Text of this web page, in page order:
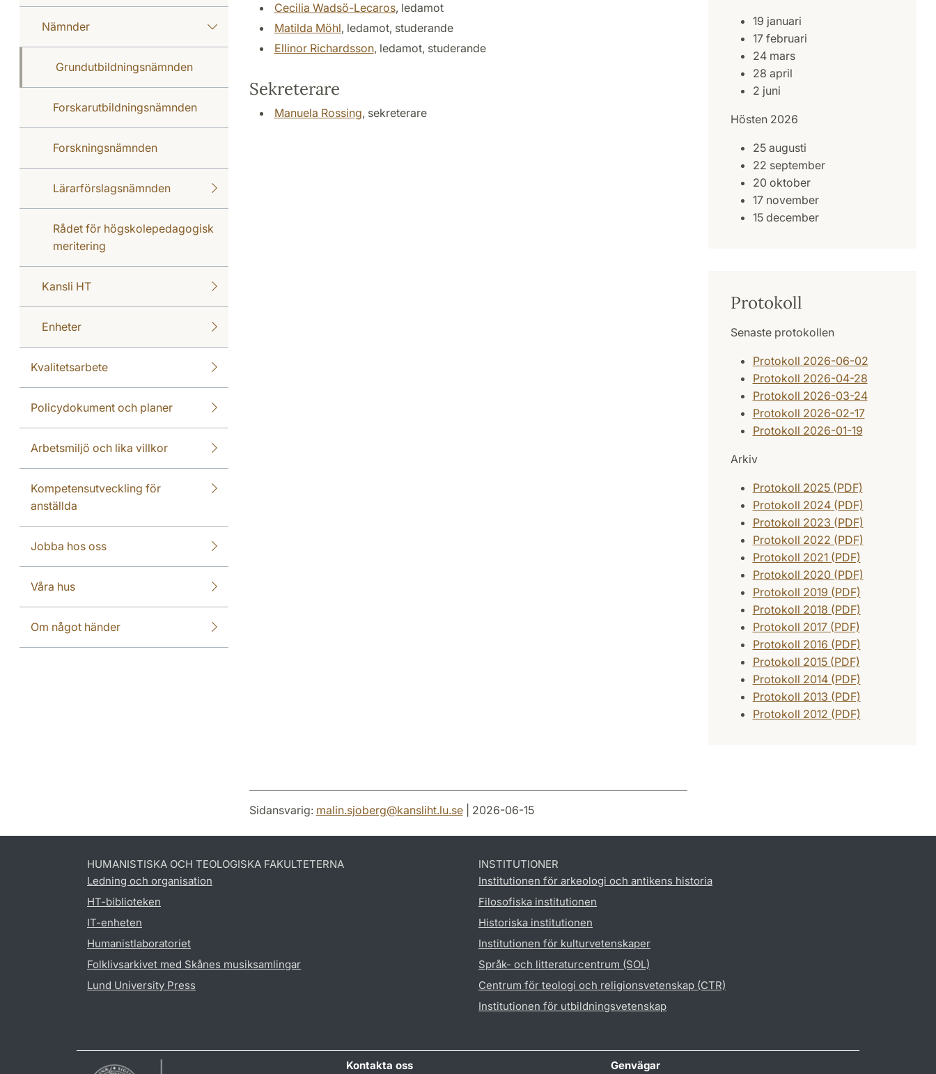
Nämnder
Grundutbildningsnämnden
Forskarutbildningsnämnden
Forskningsnämnden
Lärarförslagsnämnden
Rådet för högskolepedagogisk
meritering
Kansli HT
Enheter
Kvalitetsarbete
Policydokument och planer
Arbetsmiljö och lika villkor
Kompetensutveckling för
anställda
Jobba hos oss
Våra hus
Om något händer
Cecilia Wadsö-Lecaros, ledamot
Matilda Möhl, ledamot, studerande
Ellinor Richardsson, ledamot, studerande
Sekreterare
Manuela Rossing, sekreterare
19 januari
17 februari
24 mars
28 april
2 juni
Hösten 2026
25 augusti
22 september
20 oktober
17 november
15 december
Protokoll
Senaste protokollen
Protokoll 2026-06-02
Protokoll 2026-04-28
Protokoll 2026-03-24
Protokoll 2026-02-17
Protokoll 2026-01-19
Arkiv
Protokoll 2025 (PDF)
Protokoll 2024 (PDF)
Protokoll 2023 (PDF)
Protokoll 2022 (PDF)
Protokoll 2021 (PDF)
Protokoll 2020 (PDF)
Protokoll 2019 (PDF)
Protokoll 2018 (PDF)
Protokoll 2017 (PDF)
Protokoll 2016 (PDF)
Protokoll 2015 (PDF)
Protokoll 2014 (PDF)
Protokoll 2013 (PDF)
Protokoll 2012 (PDF)
Sidansvarig: malin.sjoberg@kansliht.lu.se| 2026-06-15
HUMANISTISKA OCH TEOLOGISKA FAKULTETERNA
Ledning och organisation
HT-biblioteken
IT-enheten
Humanistlaboratoriet
Folklivsarkivet med Skånes musiksamlingar
Lund University Press
INSTITUTIONER
Institutionen för arkeologi och antikens historia
Filosofiska institutionen
Historiska institutionen
Institutionen för kulturvetenskaper
Språk- och litteraturcentrum (SOL)
Centrum för teologi och religionsvetenskap (CTR)
Institutionen för utbildningsvetenskap
Kontakta oss Genvägar